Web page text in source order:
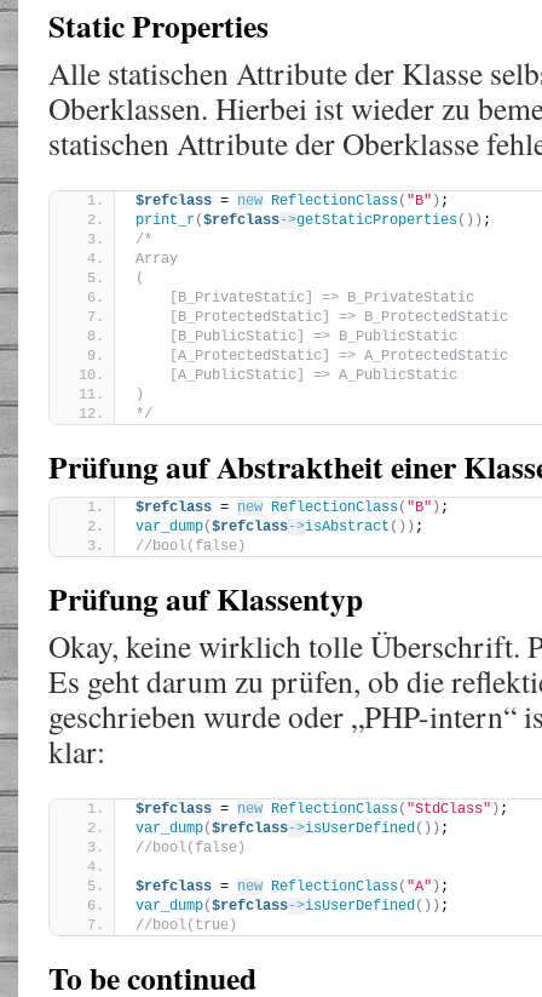
Static Properties
Alle statischen Attribute der Klasse
Oberklassen. Hierbei ist wieder zu
statischen Attribute der Oberklasse
$refclass = new ReflectionClass( "B" ) ;
print_r($refclass->getStaticProperties()) ;
/*
Array
(
    [B_PrivateStatic] => B_PrivateStatic
    [B_ProtectedStatic] => B_ProtectedStatic
    [B_PublicStatic] => B_PublicStatic
    [A_ProtectedStatic] => A_ProtectedStatic
    [A_PublicStatic] => A_PublicStatic
)
*/
Prüfung auf Abstraktheit einer
$refclass = new ReflectionClass( "B" ) ;
var_dump($refclass->isAbstract ()) ;
//bool(false)
Prüfung auf Klassentyp
Okay, keine wirklich tolle Überschrift.
Es geht darum zu prüfen, ob die
geschrieben wurde oder „PHP-intern“
klar:
$refclass = new ReflectionClass( "StdClass" ) ;
var_dump($refclass->isUserDefined()) ;
//bool(false)
$refclass = new ReflectionClass( "A" ) ;
var_dump($refclass->isUserDefined()) ;
//bool(true)
To be continued